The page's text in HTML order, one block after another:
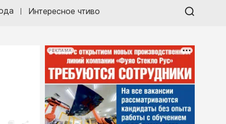
Интересное чтиво
РЕКЛАМА